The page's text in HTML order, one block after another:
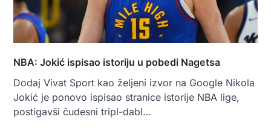
NBA: Jokić ispisao istoriju u pobedi Nagetsa
Dodaj Vivat Sport kao željeni izvor na Google Nikola
Jokić je ponovo ispisao stranice istorije NBA lige,
postigavši čudesni tripl-dabl…